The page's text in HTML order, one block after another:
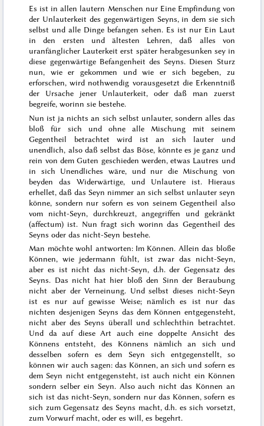
Es ist in allen lautern Menschen nur Eine Empfindungvon
der Unlauterkeit des gegenwärtigen Seyns, in dem sie sich
selbst und alle Dinge befangen sehen. Es ist nur Ein Laut
in den ersten und ältesten Lehren, daß alles von
uranfänglicher Lauterkeit erst später herabgesunken sey in
diese gegenwärtige Befangenheit des Seyns. Diesen Sturz
nun, wie er gekommen und wie er sich begeben, zu
erforschen, wird nothwendig vorausgesetzt die Erkenntniß
der Ursache jener Unlauterkeit, oder daß man zuerst
begreife, worinn sie bestehe.
Nun ist ja nichts an sich selbst unlauter, sondern alles das
bloß für sich und ohne alle Mischung mit seinem
Gegentheil betrachtet wird ist an sich lauter und
unendlich, also daß selbst das Böse, könnte es je ganz und
rein von dem Guten geschieden werden, etwas Lautres und
in sich Unendliches wäre, und nur die Mischung von
beyden das Widerwärtige, und Unlautere ist. Hieraus
erhellet, daß das Seyn nimmer an sich selbst unlauter seyn
könne, sondern nur sofern es von seinem Gegentheil also
vom nicht-Seyn, durchkreuzt, angegriffen und gekränkt
(affectum) ist. Nun fragt sich worinn das Gegentheil des
Seyns oder das nicht-Seyn bestehe.
Man möchte wohl antworten: Im Können. Allein das bloße
Können, wie jedermann fühlt, ist zwar das nicht-Seyn,
aber es ist nicht das nicht-Seyn, d.h. der Gegensatz des
Seyns. Das nicht hat hier bloß den Sinn der Beraubung
nicht aber der Verneinung. Und selbst dieses nicht-Seyn
ist es nur auf gewisse Weise; nämlich es ist nur das
nichten desjenigen Seyns das dem Können entgegensteht,
nicht aber des Seyns überall und schlechthin betrachtet.
Und da auf diese Art auch eine doppelte Ansicht des
Könnens entsteht, des Könnens nämlich an sich und
desselben sofern es dem Seyn sich entgegenstellt, so
können wir auch sagen: das Können, an sich und sofern es
dem Seyn nicht entgegensteht, ist auch nicht ein Können
sondern selber ein Seyn. Also auch nicht das Können an
sich ist das nicht-Seyn, sondern nur das Können, sofern es
sich zum Gegensatz des Seyns macht, d.h. es sich vorsetzt,
zum Vorwurf macht, oder eswill, es begehrt.